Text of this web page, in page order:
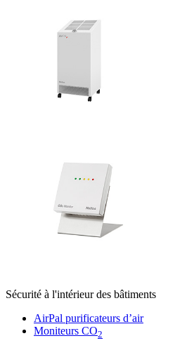
Sécurité à l'intérieur des bâtiments
AirPal purificateurs d’air
Moniteurs CO2